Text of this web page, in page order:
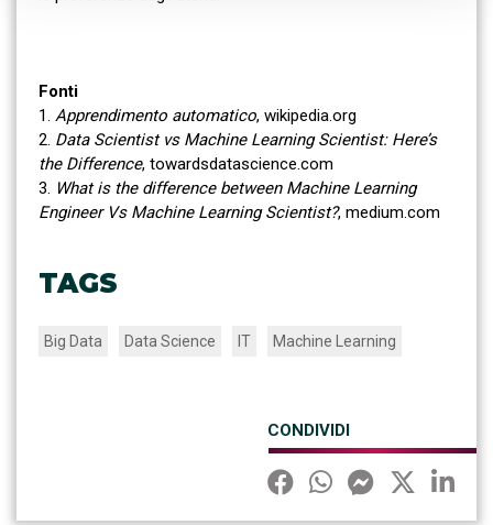
Fonti
1. Apprendimento automatico, wikipedia.org
2. Data Scientist vs Machine Learning Scientist: Here’s
the Difference, towardsdatascience.com
3. What is the difference between Machine Learning
Engineer Vs Machine Learning Scientist?, medium.com
TAGS
Big Data Data Science IT Machine Learning
CONDIVIDI